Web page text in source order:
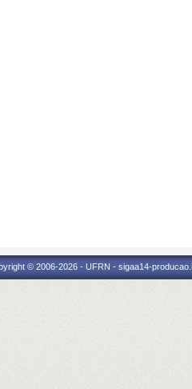
© 2006-2026 - UFRN - sigaa14-